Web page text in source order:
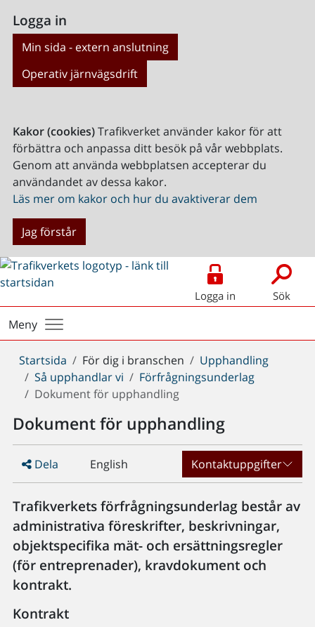
Logga in
Min sida - extern anslutning
Operativ järnvägsdrift
Kakor (cookies)Trafikverket använder kakor för att
förbättra och anpassa ditt besök på vår webbplats.
Genom att använda webbplatsen accepterar du
användandet av dessa kakor.
Läs mer om kakor och hur du avaktiverar dem
Jag förstår
Logga in Sök
Meny
Du
är
här:
Startsida För dig i branschen
Upphandling
Så upphandlar vi
Förfrågningsunderlag
Dokument för upphandling
Dokument för upphandling
Dela English Kontaktuppgifter
Trafikverkets förfrågningsunderlag består av
administrativa föreskrifter, beskrivningar,
objektspecifika mät- och ersättningsregler
(för entreprenader), kravdokument och
kontrakt.
Kontrakt